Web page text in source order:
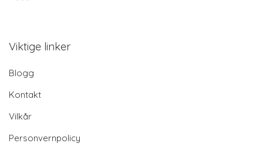
Viktige linker
Blogg
Kontakt
Vilkår
Personvernpolicy